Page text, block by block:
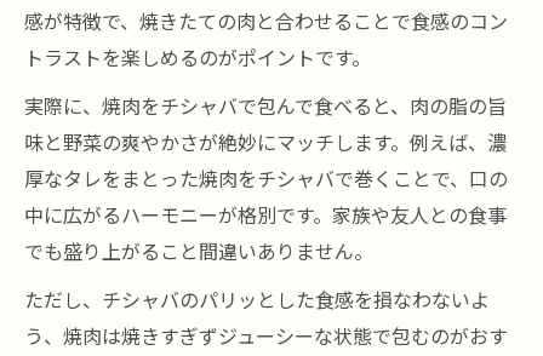
感が特徴で、焼きたての肉と合わせることで食感のコン
トラストを楽しめるのがポイントです。
実際に、焼肉をチシャバで包んで食べると、肉の脂の旨
味と野菜の爽やかさが絶妙にマッチします。例えば、濃
厚なタレをまとった焼肉をチシャバで巻くことで、口の
中に広がるハーモニーが格別です。家族や友人との食事
でも盛り上がること間違いありません。
ただし、チシャバのパリッとした食感を損なわないよ
う、焼肉は焼きすぎずジューシーな状態で包むのがおす